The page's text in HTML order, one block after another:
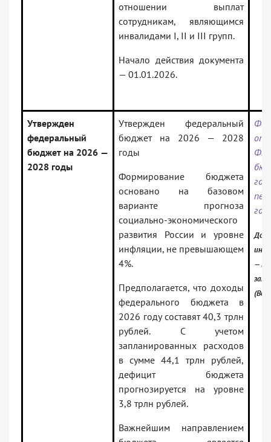
отношении выплат
сотрудникам, являющимся
инвалидами I, II и III групп.
Начало действия документа
— 01.01.2026.
Утвержден
федеральный
бюджет на 2026 —
2028 годы
Утвержден федеральный
бюджет на 2026 — 2028
годы
Формирование бюджета
основано на базовом
варианте прогноза
социально-экономического
развития России и уровне
инфляции, не превышающем
4%.
Предполагается, что доходы
федерального бюджета в
2026 году составят 40,3 трлн
рублей. С учетом
запланированных расходов
в сумме 44,1 трлн рублей,
дефицит бюджета
прогнозируется на уровне
3,8 трлн рублей.
Важнейшим направлением
от
ФЗ
—